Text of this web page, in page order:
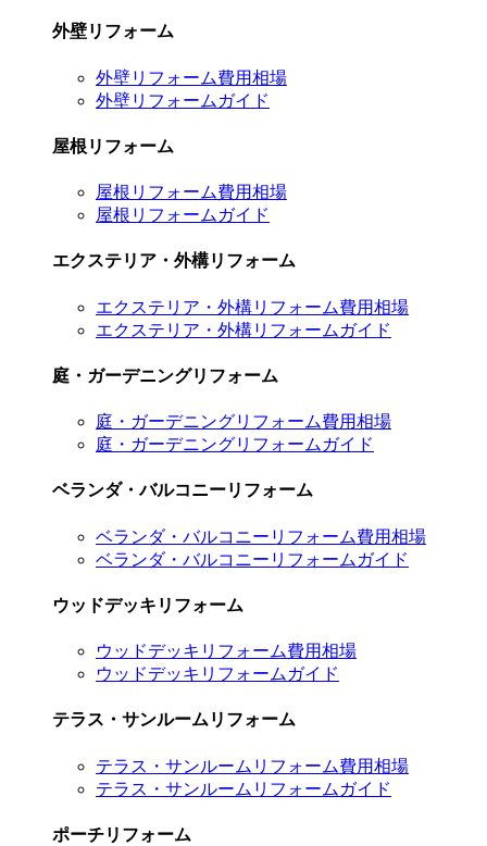
外壁リフォーム
外壁リフォーム費用相場
外壁リフォームガイド
屋根リフォーム
屋根リフォーム費用相場
屋根リフォームガイド
エクステリア・外構リフォーム
エクステリア・外構リフォーム費用相場
エクステリア・外構リフォームガイド
庭・ガーデニングリフォーム
庭・ガーデニングリフォーム費用相場
庭・ガーデニングリフォームガイド
ベランダ・バルコニーリフォーム
ベランダ・バルコニーリフォーム費用相場
ベランダ・バルコニーリフォームガイド
ウッドデッキリフォーム
ウッドデッキリフォーム費用相場
ウッドデッキリフォームガイド
テラス・サンルームリフォーム
テラス・サンルームリフォーム費用相場
テラス・サンルームリフォームガイド
ポーチリフォーム